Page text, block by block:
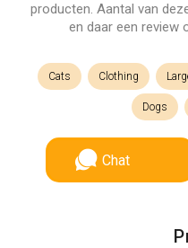
producten. Aantal van
en daar een review
Cats Clothing
Dogs
Chat